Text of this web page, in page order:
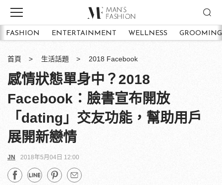
FASHION ENTERTAINMENT WELLNESS GROOMING
首頁 生活話題 2018 Facebook
感情狀態單身中？2018
Facebook：臉書宣布開放
「dating」交友功能，幫助用戶
展開新戀情
JN 2018年5月04日 12:00